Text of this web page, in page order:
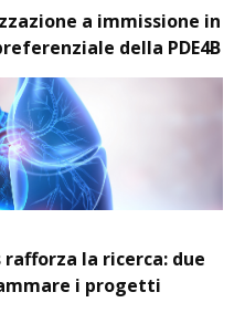
a immissione in
della PDE4B
rafforza la ricerca: due
i progetti